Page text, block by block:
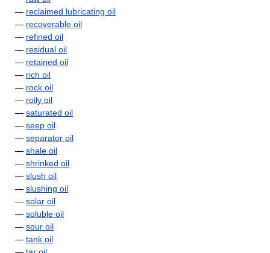
— reclaimed lubricating oil
— recoverable oil
— refined oil
— residual oil
— retained oil
— rich oil
— rock oil
— roily oil
— saturated oil
— seep oil
— separator oil
— shale oil
— shrinked oil
— slush oil
— slushing oil
— solar oil
— soluble oil
— sour oil
— tank oil